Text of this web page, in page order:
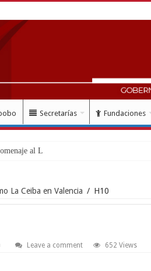
Secretarías Fundaciones
al Libertador Simón
La Ceiba en Valencia / H10
Leave a comment 652 Views